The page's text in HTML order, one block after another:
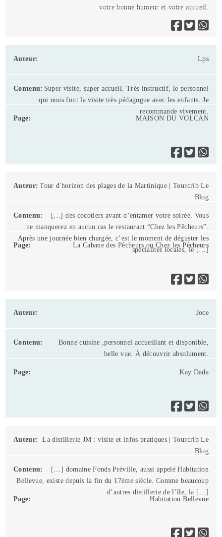
votre bonne humeur et votre accueil.
Lps
Super visite, super accueil. Très instructif, le personnel
qui nous font la visite très pédagogue avec les enfants. Je
recommande vivement.
MAISON DU VOLCAN
Tour d'horizon des plages de la Martinique | Tourcrib Le
Blog
[…] des cocotiers avant d’entamer votre soirée. Vous
ne manquerez en aucun cas le restaurant “Chez les Pêcheurs”.
Après une journée bien chargée, c’est le moment de déguster les
spécialités locales, le […]
La Cabane des Pêcheurs ou Chez les Pêcheurs
Joce
Bonne cuisine ,personnel accueillant et disponible,
belle vue. À découvrir absolument.
Kay Dada
La distillerie JM : visite et infos pratiques | Tourcrib Le
Blog
[…] domaine Fonds Préville, aussi appelé Habitation
Bellevue, existe depuis la fin du 17ème siècle. Comme beaucoup
d’autres distillerie de l’île, la […]
Habitation Bellevue